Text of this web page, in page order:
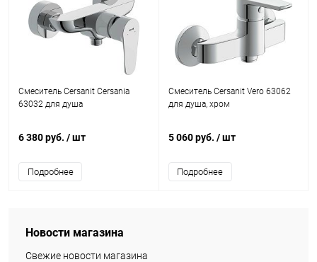
Смеситель Cersanit Cersania
63032 для душа
6 380 руб. / шт
Подробнее
Смеситель Cersanit Vero 63062
для душа, хром
5 060 руб. / шт
Подробнее
Новости магазина
Свежие новости магазина